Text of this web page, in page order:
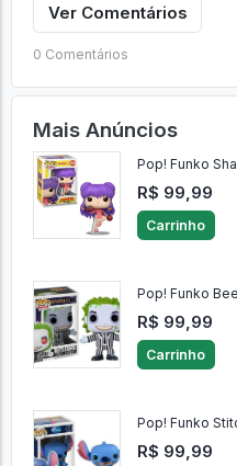
Ver Comentários
0 Comentários
Mais Anúncios
Pop! Funko
R$ 99,99
Carrinho
Pop! Funko
R$ 99,99
Carrinho
Pop! Funko
R$ 99,99